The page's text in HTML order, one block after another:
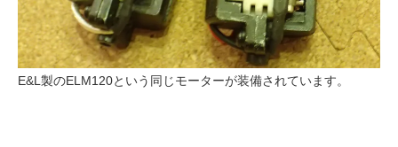
E&L製のELM120という同じモーターが装備されています。